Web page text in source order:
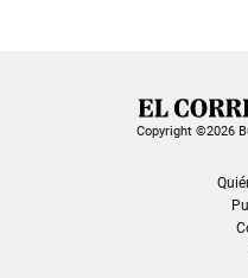
Copyright ©2026